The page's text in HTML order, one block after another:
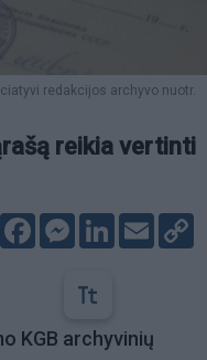
redakcijos archyvo nuotr.
reikia vertinti
FacebookMessenger
LinkedIn
Email
KGB archyvinių